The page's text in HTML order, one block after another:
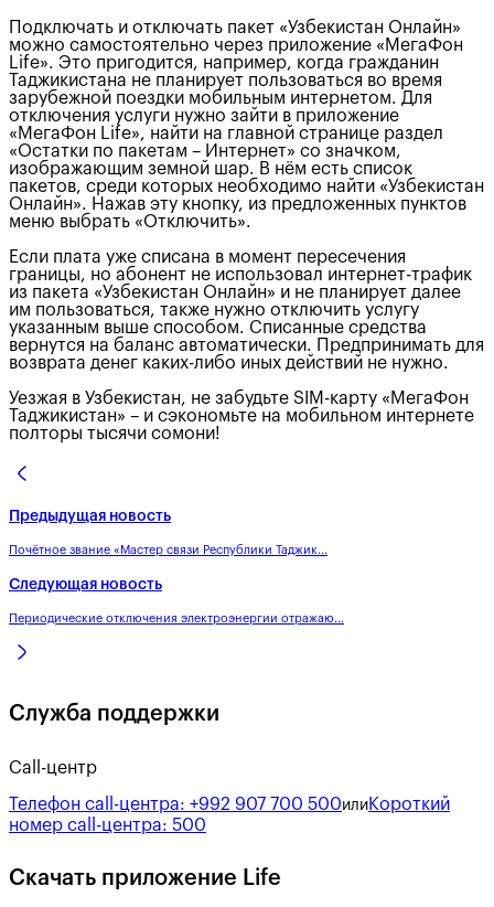
Подключать и отключать пакет «Узбекистан Онлайн»
можно самостоятельно через приложение «МегаФон
Life». Это пригодится, например, когда гражданин
Таджикистана не планирует пользоваться во время
зарубежной поездки мобильным интернетом. Для
отключения услуги нужно зайти в приложение
«МегаФон Life», найти на главной странице раздел
«Остатки по пакетам – Интернет» со значком,
изображающим земной шар. В нём есть список
пакетов, среди которых необходимо найти «Узбекистан
Онлайн». Нажав эту кнопку, из предложенных пунктов
меню выбрать «Отключить».
Если плата уже списана в момент пересечения
границы, но абонент не использовал интернет-трафик
из пакета «Узбекистан Онлайн» и не планирует далее
им пользоваться, также нужно отключить услугу
указанным выше способом. Списанные средства
вернутся на баланс автоматически. Предпринимать для
возврата денег каких-либо иных действий не нужно.
Уезжая в Узбекистан, не забудьте SIM-карту «МегаФон
Таджикистан» – и сэкономьте на мобильном интернете
полторы тысячи сомони!
Предыдущая новость
Почётное звание «Мастер связи Республики Таджик...
Следующая новость
Периодические отключения электроэнергии отражаю...
Служба поддержки
Call-центр
Телефон call-центра: +992 907 700 500или Короткий
номер call-центра: 500
Скачать приложение Life